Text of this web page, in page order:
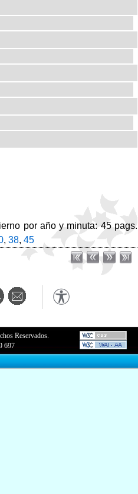
por año y minuta: 45 pags.
, 38, 45
Reservados.
697